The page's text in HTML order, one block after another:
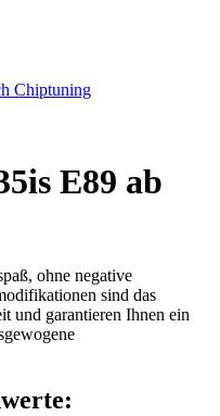
Chiptuning
E89 ab
ohne negative
sind das
und garantieren Ihnen ein